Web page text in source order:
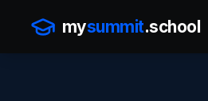
mysummit.school